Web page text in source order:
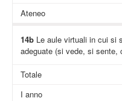
Ateneo
14bLe aule virtuali in cui si
adeguate (si vede, si
Totale
I anno